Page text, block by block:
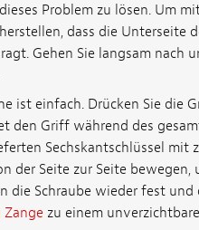
Problem zu lösen. Um
dass die Unterseite
Gehen Sie langsam nach
ist einfach. Drücken Sie die
den Griff während des
Sechskantschlüssel
der Seite zur Seite
die Schraube wieder fest
Zange zu einem